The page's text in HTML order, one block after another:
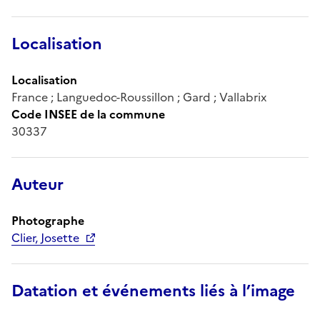
Localisation
Localisation
France ; Languedoc-Roussillon ; Gard ; Vallabrix
Code INSEE de la commune
30337
Auteur
Photographe
Clier, Josette
Datation et événements liés à l’image